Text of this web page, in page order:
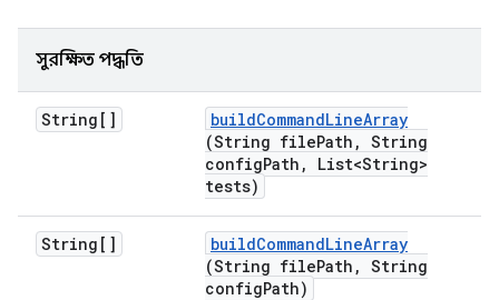
সুরক্ষিত পদ্ধতি
String[] buildCommandLineArray
(String filePath , String
configPath ,
List<String>
tests)
String[] buildCommandLineArray
(String filePath , String
configPath)